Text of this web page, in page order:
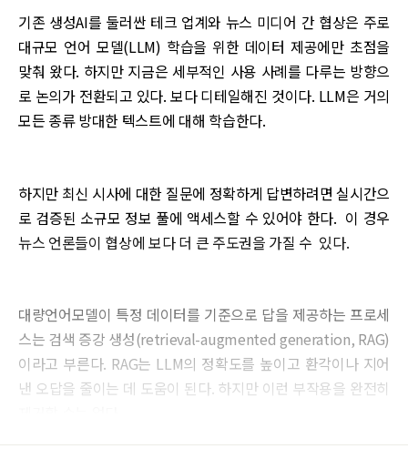
기존 생성AI를 둘러싼 테크 업계와 뉴스 미디어 간 협상은 주로
대규모 언어 모델(LLM) 학습을 위한 데이터 제공에만 초점을
맞춰 왔다. 하지만 지금은 세부적인 사용 사례를 다루는 방향으
로 논의가 전환되고 있다. 보다 디테일해진 것이다. LLM은 거의
모든 종류 방대한 텍스트에 대해 학습한다.
하지만 최신 시사에 대한 질문에 정확하게 답변하려면 실시간으
로 검증된 소규모 정보 풀에 액세스할 수 있어야 한다. 이 경우
뉴스 언론들이 협상에 보다 더 큰 주도권을 가질 수 있다.
대량언어모델이 특정 데이터를 기준으로 답을 제공하는 프로세
스는 검색 증강 생성(retrieval-augmented generation, RAG)
이라고 부른다. RAG는 LLM의 정확도를 높이고 환각이나 지어
낸 오답을 줄이는 데 도움이 된다. 하지만 이런 부작용을 완전히